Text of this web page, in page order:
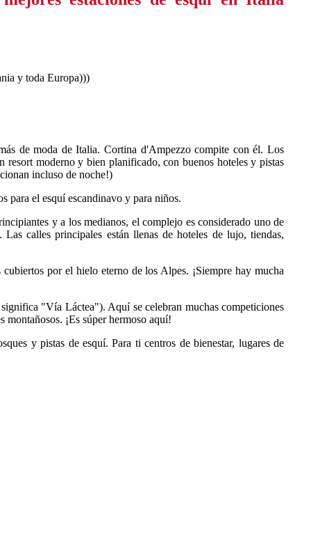
y toda Europa)))
de moda de Italia. Cortina d'Ampezzo compite con él. Los
resort moderno y bien planificado, con buenos hoteles y pistas
incluso de noche!)
para el esquí escandinavo y para niños.
y a los medianos, el complejo es considerado uno de
calles principales están llenas de hoteles de lujo, tiendas,
por el hielo eterno de los Alpes. ¡Siempre hay mucha
"Vía Láctea"). Aquí se celebran muchas competiciones
¡Es súper hermoso aquí!
y pistas de esquí. Para ti centros de bienestar, lugares de